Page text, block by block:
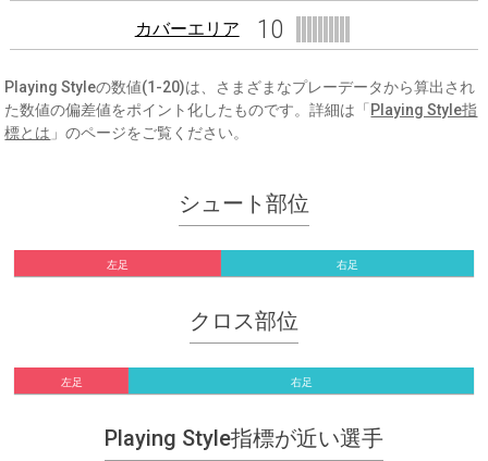
カバーエリア 10
Playing Styleの数値(1-20)は、さまざまなプレーデータから算出され
た数値の偏差値をポイント化したものです。詳細は「 Playing Style指
標とは 」のページをご覧ください。
シュート部位
左足 右足
クロス部位
左足 右足
Playing Style指標が近い選手